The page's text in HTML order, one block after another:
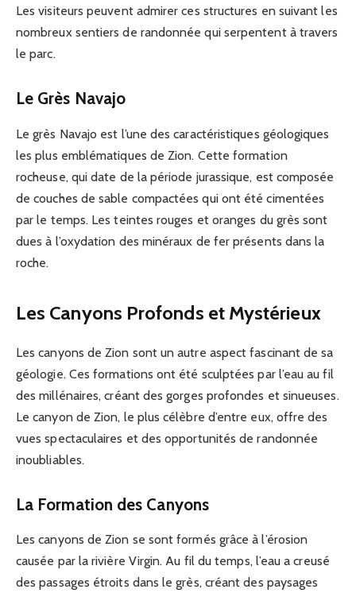
Les visiteurs peuvent admirer ces structures en suivant les
nombreux sentiers de randonnée qui serpentent à travers
le parc.
Le Grès Navajo
Le grès Navajo est l’une des caractéristiques géologiques
les plus emblématiques de Zion. Cette formation
rocheuse, qui date de la période jurassique, est composée
de couches de sable compactées qui ont été cimentées
par le temps. Les teintes rouges et oranges du grès sont
dues à l’oxydation des minéraux de fer présents dans la
roche.
Les Canyons Profonds et Mystérieux
Les canyons de Zion sont un autre aspect fascinant de sa
géologie. Ces formations ont été sculptées par l’eau au fil
des millénaires, créant des gorges profondes et sinueuses.
Le canyon de Zion, le plus célèbre d’entre eux, offre des
vues spectaculaires et des opportunités de randonnée
inoubliables.
La Formation des Canyons
Les canyons de Zion se sont formés grâce à l’érosion
causée par la rivière Virgin. Au fil du temps, l’eau a creusé
des passages étroits dans le grès, créant des paysages